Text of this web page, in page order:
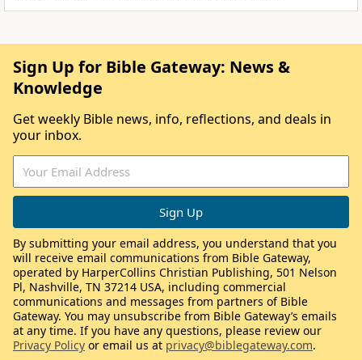
Sign Up for Bible Gateway: News &
Knowledge
Get weekly Bible news, info, reflections, and deals in
your inbox.
By submitting your email address, you understand that you
will receive email communications from Bible Gateway,
operated by HarperCollins Christian Publishing, 501 Nelson
Pl, Nashville, TN 37214 USA, including commercial
communications and messages from partners of Bible
Gateway. You may unsubscribe from Bible Gateway’s emails
at any time. If you have any questions, please review our
Privacy Policy or email us at privacy@biblegateway.com.